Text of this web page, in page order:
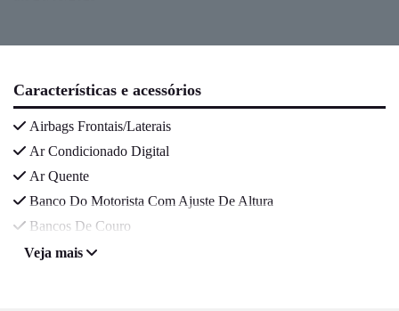
Características e acessórios
Airbags Frontais/Laterais
Ar Condicionado Digital
Ar Quente
Banco Do Motorista Com Ajuste De Altura
Bancos De Couro
Veja mais